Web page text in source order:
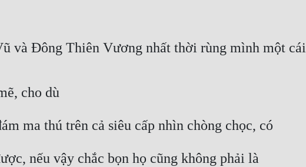
và Đông Thiên Vương nhất thời rùng mình một
cho dù
ma thú trên cả siêu cấp nhìn chòng chọc, có
nếu vậy chắc bọn họ cũng không phải là